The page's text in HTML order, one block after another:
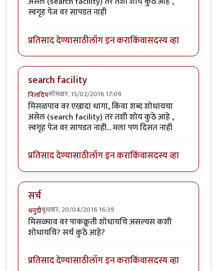
स्वगृह पेज वर सापडत नाही
प्रतिसाद देण्यासाठीलॉग इन कराकिंवासदस्य व्हा
search facility
निलदिपसोमवार, 15/02/2016 17:09
मिसळपाव वर एखादा धागा, किंवा शब्द शोधायचा
असेल (search facility) तर तशी शोय कुठे आहे ,
स्वगृह पेज वर सापडत नाही... मला पण दिसत नाही
प्रतिसाद देण्यासाठीलॉग इन कराकिंवासदस्य व्हा
सर्च
धनुडीबुधवार, 20/04/2016 16:39
मिसळ्पाव वर पाकक्रूती शोधायचि असल्यस कशी
शोधायचि? सर्च कुठे आहे?
प्रतिसाद देण्यासाठीलॉग इन कराकिंवासदस्य व्हा